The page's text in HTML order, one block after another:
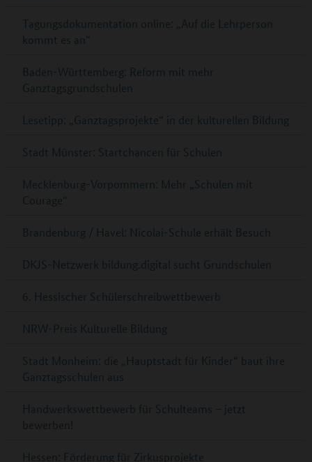
Tagungsdokumentation online: „Auf die Lehrperson
kommt es an“
Baden-Württemberg: Reform mit mehr
Ganztagsgrundschulen
Lesetipp: „Ganztagsprojekte“ in der kulturellen Bildung
Stadt Münster: Startchancen für Schulen
Mecklenburg-Vorpommern: Mehr „Schulen mit
Courage“
Brandenburg / Havel: Nicolai-Schule erhält Besuch
DKJS-Netzwerk bildung.digital sucht Grundschulen
6. Hessischer Schülerschreibwettbewerb
NRW-Preis Kulturelle Bildung
Stadt Monheim: die „Hauptstadt für Kinder“ baut ihre
Ganztagsschulen aus
Handwerkswettbewerb für Schulteams – jetzt
bewerben!
Hessen: Förderung für Zirkusprojekte